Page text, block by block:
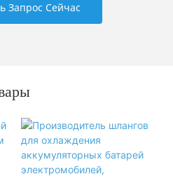
Запрос Сейчас